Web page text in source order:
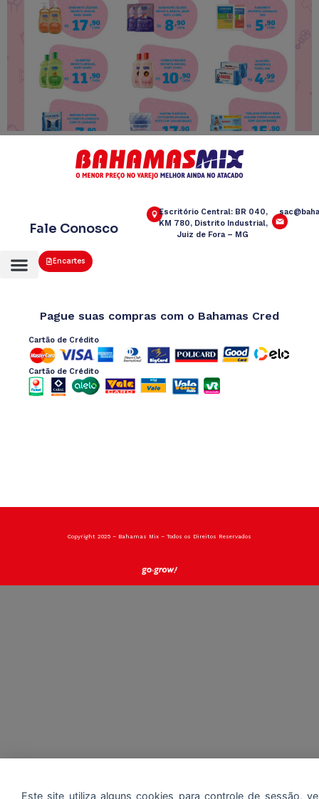
Encartes
Fale Conosco
Escritório Central: BR 040,
KM 780, Distrito Industrial,
Juiz de Fora – MG
Pague suas compras com o Bahamas Cred
Cartão de Crédito
Cartão de Crédito
Copyright 2025 – Bahamas Mix – Todos os Direitos Reservados
Este site utiliza alguns cookies para controle de sessão,